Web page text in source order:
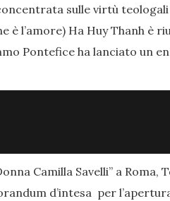
sulle virtù
è l’amore) Ha Huy Thanh è
Pontefice ha lanciato un
Camilla Savelli’’ a
d’intesa per